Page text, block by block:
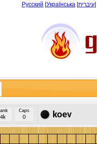
Русский Українська עיברית
4k
Caps
0 koev